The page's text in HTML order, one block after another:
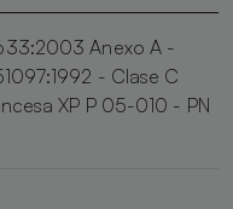
Anexo A -
- Clase C
XP P 05-010 - PN